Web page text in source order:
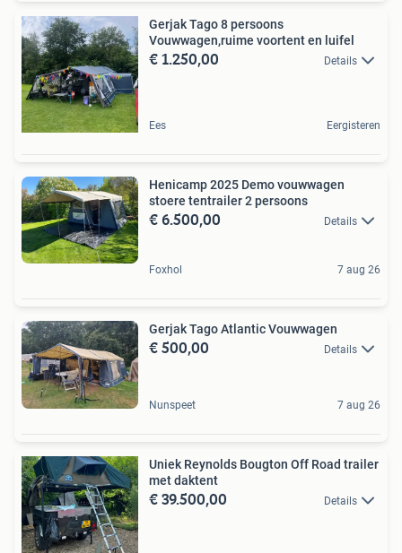
Gerjak Tago 8 persoons
Vouwwagen,ruime voortent en luifel
€ 1.250,00 Details
Ees Eergisteren
Henicamp 2025 Demo vouwwagen
stoere tentrailer 2 persoons
€ 6.500,00 Details
Foxhol 7 aug 26
Gerjak Tago Atlantic Vouwwagen
€ 500,00 Details
Nunspeet 7 aug 26
Uniek Reynolds Bougton Off Road trailer
met daktent
€ 39.500,00 Details